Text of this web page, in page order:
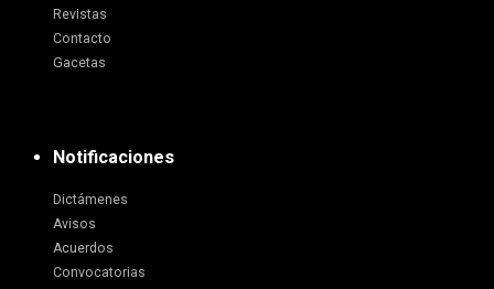
Revistas
Contacto
Gacetas
Notificaciones
Dictámenes
Avisos
Acuerdos
Convocatorias